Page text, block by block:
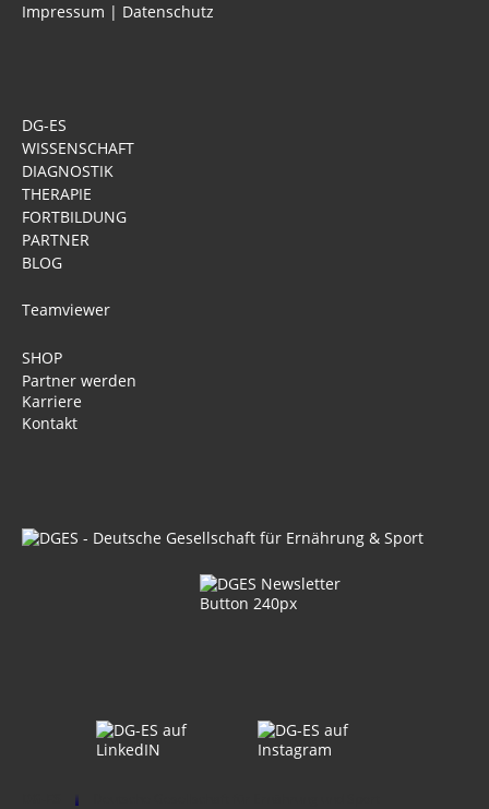
Impressum | Datenschutz
DG-ES
WISSENSCHAFT
DIAGNOSTIK
THERAPIE
FORTBILDUNG
PARTNER
BLOG
Teamviewer
SHOP
Partner werden
Karriere
Kontakt